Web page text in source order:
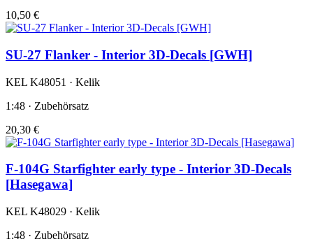
10,50 €
SU-27 Flanker - Interior 3D-Decals [GWH]
KEL K48051 · Kelik
1:48 · Zubehörsatz
20,30 €
F-104G Starfighter early type - Interior 3D-Decals
[Hasegawa]
KEL K48029 · Kelik
1:48 · Zubehörsatz